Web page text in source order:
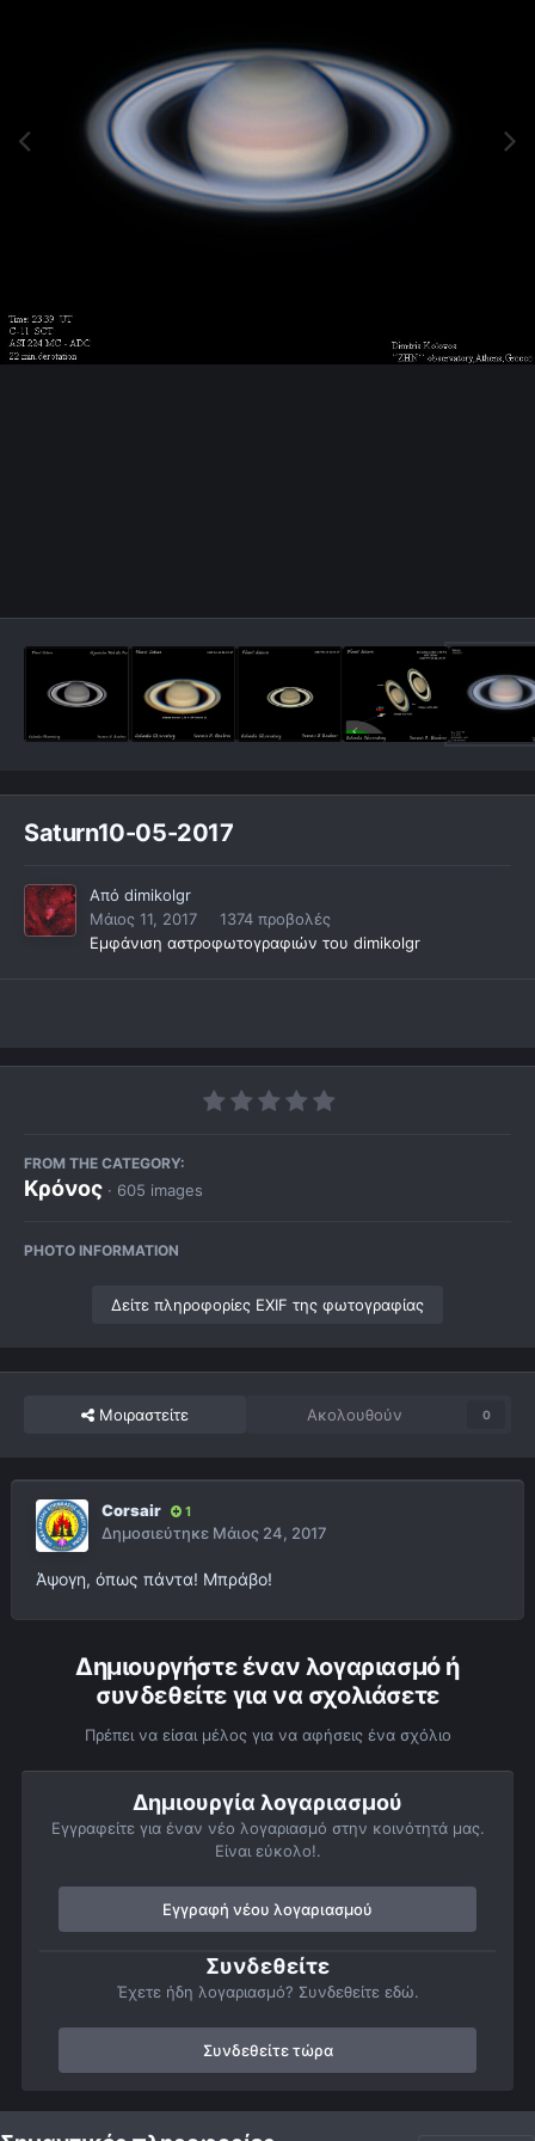
Saturn10-05-2017
Από dimikolgr
Μάιος 11, 2017
1374 προβολές
Εμφάνιση αστροφωτογραφιών του dimikolgr
FROM THE CATEGORY:
Κρόνος · 605 images
PHOTO INFORMATION
Δείτε πληροφορίες EXIF της φωτογραφίας
Μοιραστείτε Ακολουθούν 0
Corsair 1
Δημοσιεύτηκε Μάιος 24, 2017
Άψογη, όπως πάντα! Μπράβο!
Δημιουργήστε έναν λογαριασμό ή
συνδεθείτε για να σχολιάσετε
Πρέπει να είσαι μέλος για να αφήσεις ένα σχόλιο
Δημιουργία λογαριασμού
Εγγραφείτε για έναν νέο λογαριασμό στην κοινότητά μας.
Είναι εύκολο!.
Εγγραφή νέου λογαριασμού
Συνδεθείτε
Έχετε ήδη λογαριασμό? Συνδεθείτε εδώ.
Συνδεθείτε τώρα
Αρχή Αστροφωτογραφίες Πλανήτες